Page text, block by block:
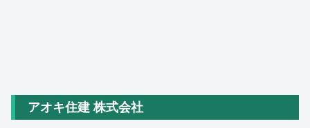
アオキ住建 株式会社